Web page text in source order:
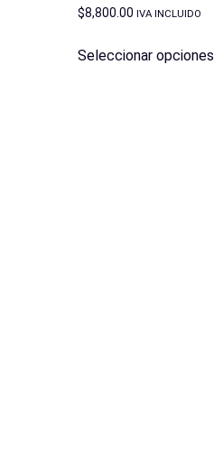
$8,800.00 IVA INCLUIDO
Seleccionar opciones